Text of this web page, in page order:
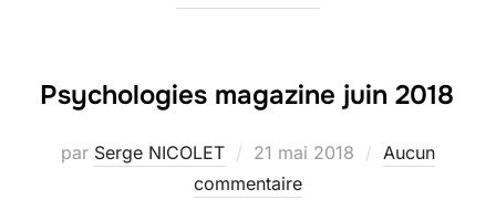
Psychologies magazine juin 2018
par Serge NICOLET
Publié
le
21 mai 2018
Aucun
commentaire